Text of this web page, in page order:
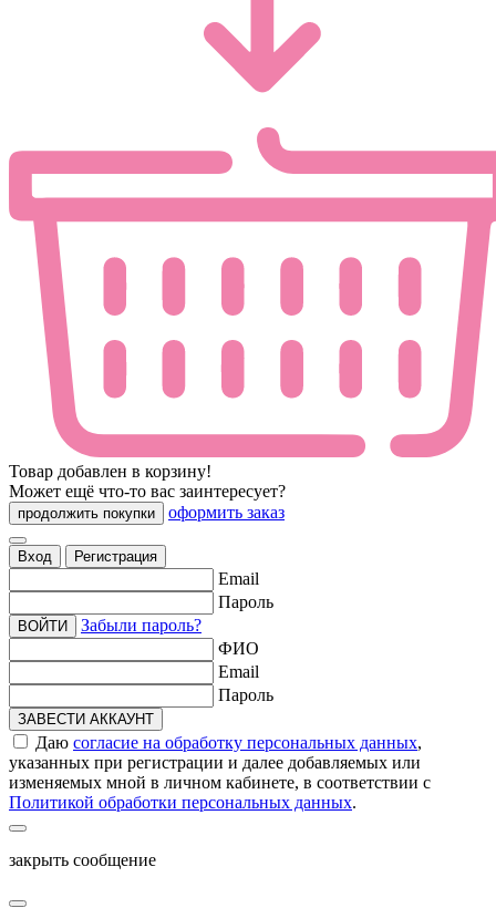
Товар добавлен в корзину!
Может ещё что-то вас заинтересует?
продолжить покупки оформить заказ
Вход Регистрация
Email
Пароль
ВОЙТИ
Забыли пароль?
ФИО
Email
Пароль
ЗАВЕСТИ АККАУНТ
Даю согласие на обработку персональных данных,
указанных при регистрации и далее добавляемых или
изменяемых мной в личном кабинете, в соответствии с
Политикой обработки персональных данных.
закрыть сообщение